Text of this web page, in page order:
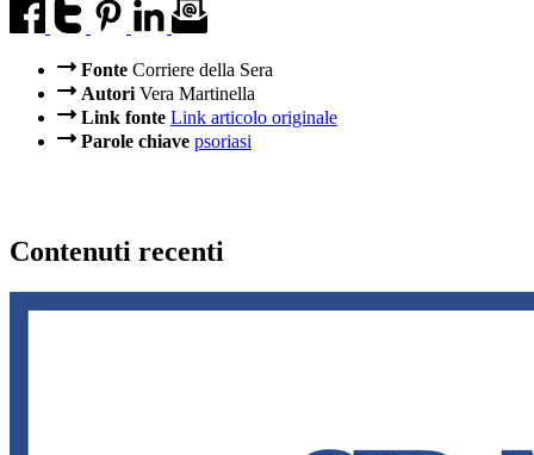
Fonte Corriere della Sera
Autori Vera Martinella
Link fonte Link articolo originale
Parole chiave psoriasi
Contenuti recenti